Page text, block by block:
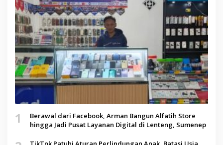
1
Berawal dari Facebook, Arman Bangun Alfatih Store
hingga Jadi Pusat Layanan Digital di Lenteng, Sumenep